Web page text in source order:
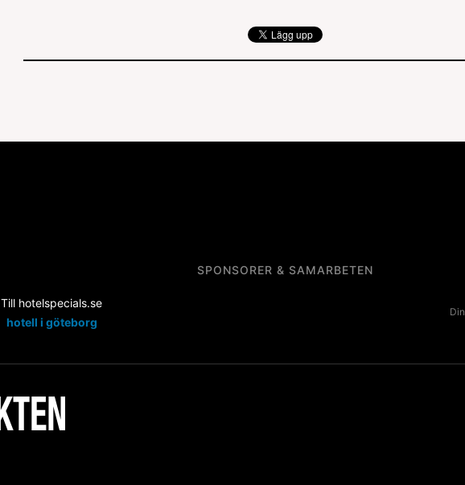
SPONSORER & SAMARBETEN
Till hotelspecials.se
hotell i göteborg